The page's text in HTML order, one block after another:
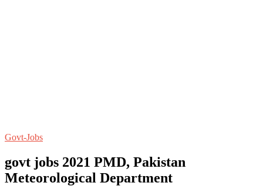
Govt-Jobs
govt jobs 2021 PMD, Pakistan
Meteorological Department